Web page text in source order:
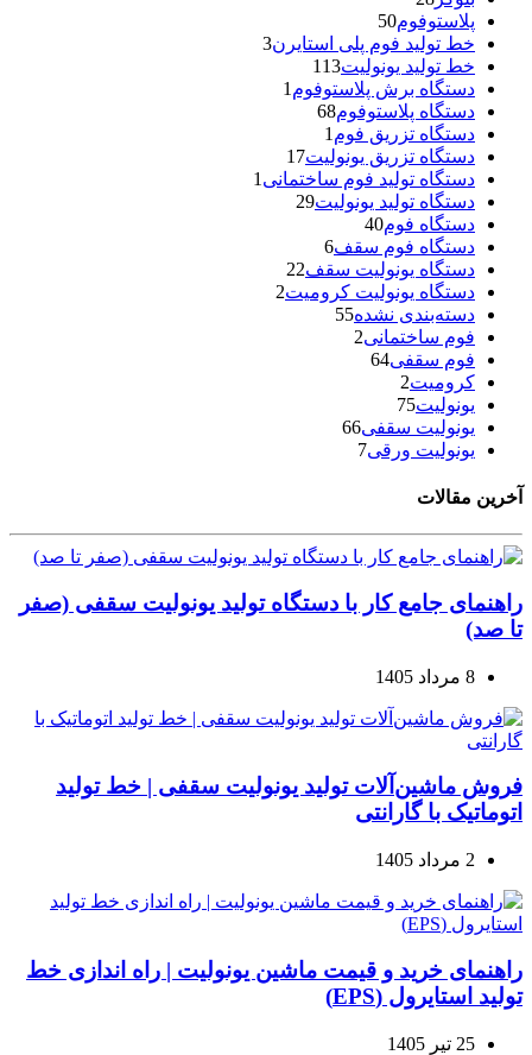
پلاستوفوم50
خط تولید فوم پلی استایرن3
خط تولید یونولیت113
دستگاه برش پلاستوفوم 1
دستگاه پلاستوفوم68
دستگاه تزریق فوم 1
دستگاه تزریق یونولیت17
دستگاه تولید فوم ساختمانی 1
دستگاه تولید یونولیت29
دستگاه فوم40
دستگاه فوم سقف6
دستگاه یونولیت سقف22
دستگاه یونولیت کرومیت2
دسته‌بندی نشده55
فوم ساختمانی2
فوم سقفی64
کرومیت2
یونولیت75
یونولیت سقفی66
یونولیت ورقی7
آخرین مقالات
راهنمای جامع کار با دستگاه تولید یونولیت سقفی (صفر
تا صد)
8 مرداد 1405
فروش ماشین‌آلات تولید یونولیت سقفی | خط تولید
اتوماتیک با گارانتی
2 مرداد 1405
راهنمای خرید و قیمت ماشین یونولیت | راه اندازی خط
تولید استایرول (EPS)
25 تیر 1405